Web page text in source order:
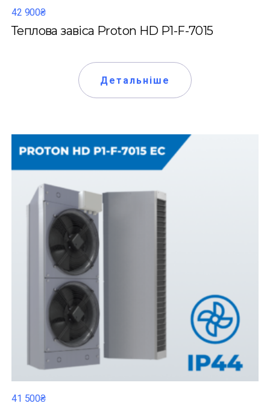
42 900₴
Теплова завіса Proton HD P1-F-7015
Детальніше
41 500₴